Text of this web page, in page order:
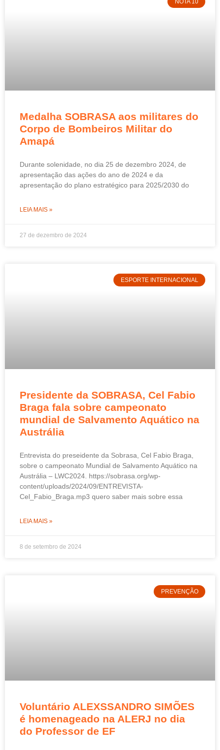
NOTA 10
Medalha SOBRASA aos militares do
Corpo de Bombeiros Militar do
Amapá
Durante solenidade, no dia 25 de dezembro 2024, de
apresentação das ações do ano de 2024 e da
apresentação do plano estratégico para 2025/2030 do
LEIA MAIS »
27 de dezembro de 2024
ESPORTE INTERNACIONAL
Presidente da SOBRASA, Cel Fabio
Braga fala sobre campeonato
mundial de Salvamento Aquático na
Austrália
Entrevista do preseidente da Sobrasa, Cel Fabio Braga,
sobre o campeonato Mundial de Salvamento Aquático na
Austrália – LWC2024. https://sobrasa.org/wp-
content/uploads/2024/09/ENTREVISTA-
Cel_Fabio_Braga.mp3 quero saber mais sobre essa
LEIA MAIS »
8 de setembro de 2024
PREVENÇÃO
Voluntário ALEXSSANDRO SIMÕES
é homenageado na ALERJ no dia
do Professor de EF